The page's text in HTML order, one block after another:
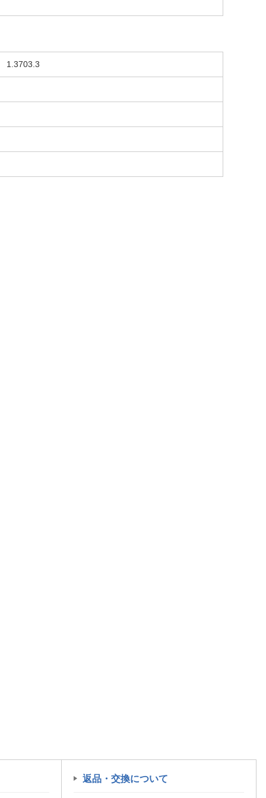
1.3703.3
返品・交換について